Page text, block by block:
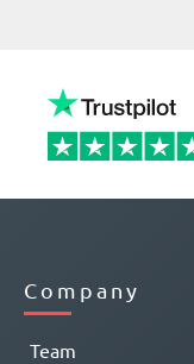
Company
Team